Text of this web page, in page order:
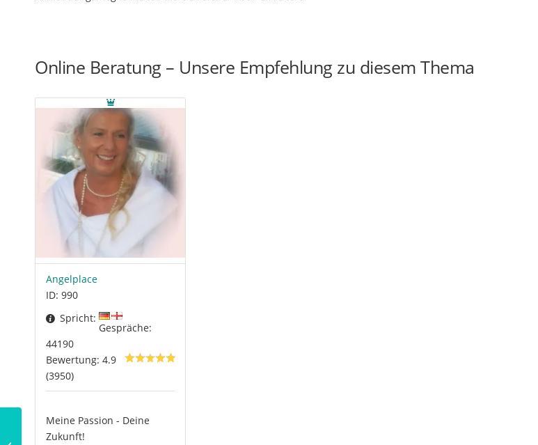
Online Beratung – Unsere Empfehlung zu diesem Thema
Angelplace
ID: 990
Spricht:
Gespräche:
44190
Bewertung: 4.9
(3950)
Meine Passion - Deine
Zukunft!
Chinesisches Horoskop